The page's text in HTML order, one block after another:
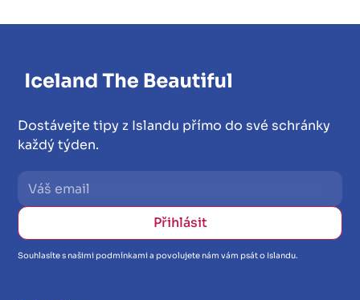
Dostávejte tipy z Islandu přímo do své schránky
každý týden.
Souhlasíte s našimi podmínkami a povolujete nám vám psát o Islandu.